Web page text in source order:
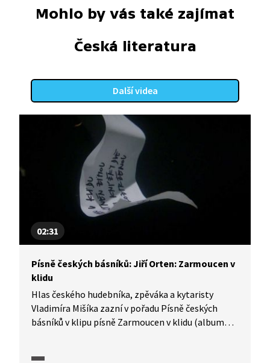
Mohlo by vás také zajímat
Česká literatura
Další videa
02:31
Písně českých básníků: Jiří Orten: Zarmoucen v
klidu
Hlas českého hudebníka, zpěváka a kytaristy
Vladimíra Mišíka zazní v pořadu Písně českých
básníků v klipu písně Zarmoucen v klidu (album